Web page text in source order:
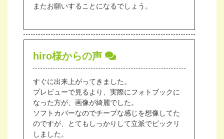
またお願いすることになるでしょう。
hiro様からの声
すぐに出来上がってきました。
プレビューで見るより、実際にフォトブックに
なった方が、画像が綺麗でした。
ソフトカバーなのでチープな感じを想像してた
のですが、とてもしっかりして立派でビックリ
しました。